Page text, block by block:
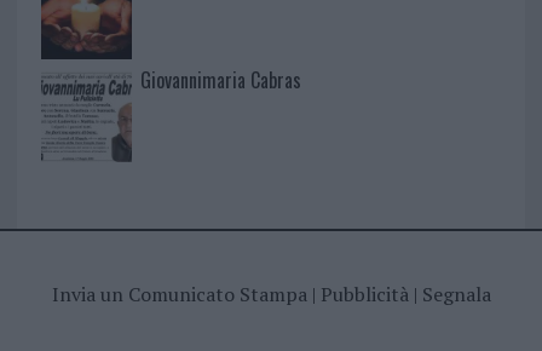
Giovannimaria Cabras
Invia un Comunicato Stampa| Pubblicità| Segnala